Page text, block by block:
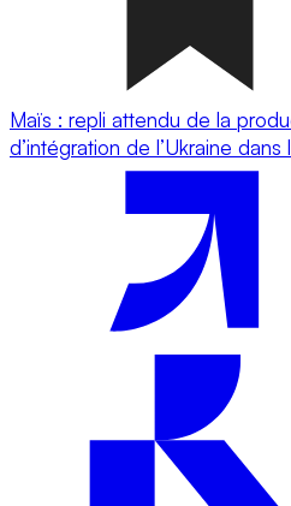
Maïs : repli attendu de la
d’intégration de l’Ukraine dans